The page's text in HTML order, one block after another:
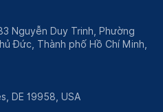
Nguyễn Duy Trinh, Phường
Đức, Thành phố Hồ Chí Minh,
DE 19958, USA